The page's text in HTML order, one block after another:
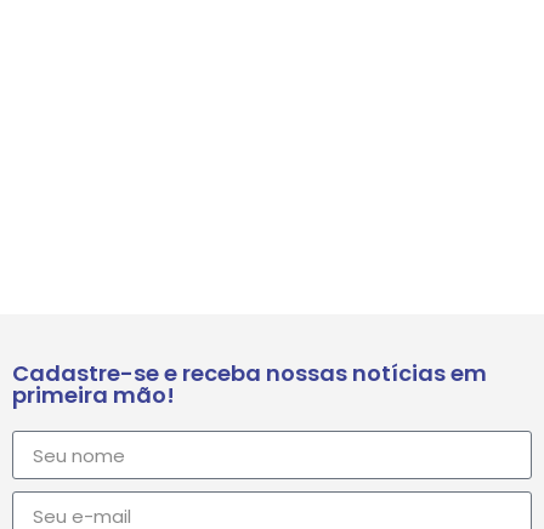
Cadastre-se e receba nossas notícias em
primeira mão!